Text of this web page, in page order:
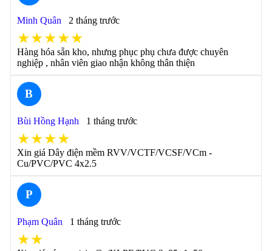
Minh Quân 2 tháng trước
★★★★★
Hàng hóa sẵn kho, nhưng phục phụ chưa được chuyên
nghiệp , nhân viên giao nhận không thân thiện
B
Bùi Hồng Hạnh 1 tháng trước
★★★★
Xin giá Dây điện mềm RVV/VCTF/VCSF/VCm -
Cu/PVC/PVC 4x2.5
P
Phạm Quân 1 tháng trước
★★